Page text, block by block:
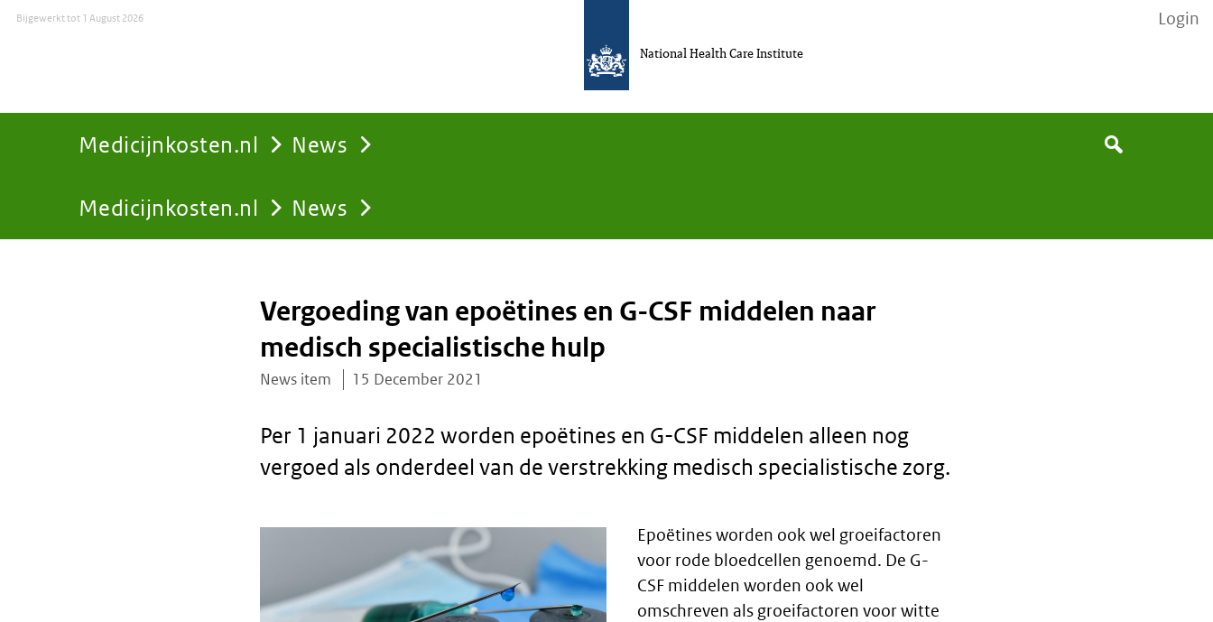
Medicijnkosten.nl News
You
Medicijnkosten.nl News
Search
National Health Care Institute
Bijgewerkt tot1 August 2026 Login
Vergoeding van epoëtines en G-CSF middelen naar
medisch specialistische hulp
News item 15 December 2021
Per 1 januari 2022 worden epoëtines en G-CSF middelen alleen nog
vergoed als onderdeel van de verstrekking medisch specialistische zorg.
text
Epoëtines worden ook wel groeifactoren
voor rode bloedcellen genoemd. De G-
CSF middelen worden ook wel
omschreven als groeifactoren voor witte